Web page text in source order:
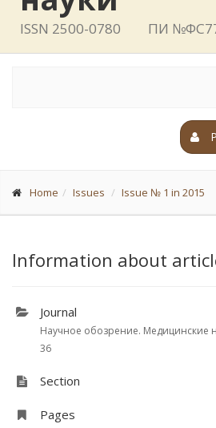
ISSN 2500-0780 ПИ
Home Issues Issue № 1 in 2015
Information about
Journal
Научное обозрение. Медицинские
36
Section
Pages